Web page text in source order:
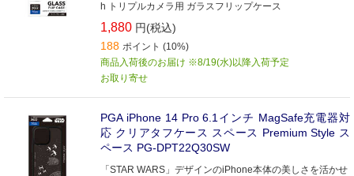
h トリプルカメラ用 ガラスフリップケース
1,880 円(税込)
188 ポイント (10%)
商品入荷後のお届け ※8/19(水)以降入荷予定
お取り寄せ
PGA iPhone 14 Pro 6.1インチ MagSafe充電器対
応 クリアタフケース スペース Premium Style ス
ペース PG-DPT22Q30SW
「STAR WARS」デザインのiPhone本体の美しさを活かせ